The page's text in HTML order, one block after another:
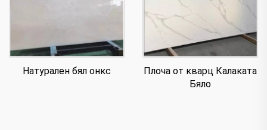
Натурален бял онкс
Плоча от кварц Калаката
Бяло